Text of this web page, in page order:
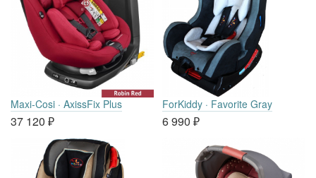
Maxi-Cosi · AxissFix Plus
37 120 ₽
ForKiddy · Favorite Gray
6 990 ₽